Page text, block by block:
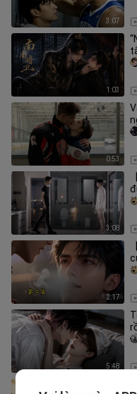
3:07
1:03
0:53
3:08
2:17
5:48